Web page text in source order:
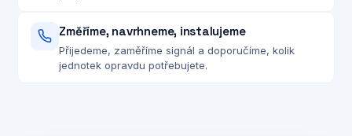
Změříme, navrhneme, instalujeme
Přijedeme, zaměříme signál a doporučíme, kolik
jednotek opravdu potřebujete.